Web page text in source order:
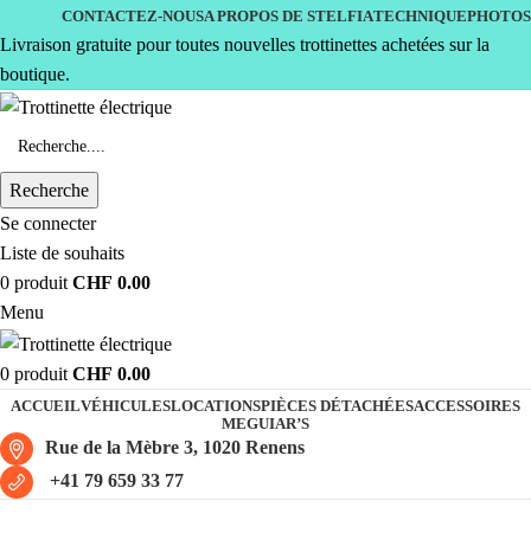
CONTACTEZ-NOUSA PROPOS DE STELFIATECHNIQUEPHOTOS
Livraison gratuite pour toutes nouvelles trottinettes achetées sur la
boutique.
Recherche
Se connecter
Liste de souhaits
0 produit CHF 0.00
Menu
0 produit CHF 0.00
ACCUEILVÉHICULESLOCATIONSPIÈCES DÉTACHÉESACCESSOIRES
MEGUIAR’S
Rue de la Mèbre 3, 1020 Renens
+41 79 659 33 77